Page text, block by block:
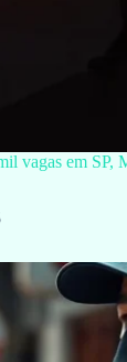
vagas em SP,